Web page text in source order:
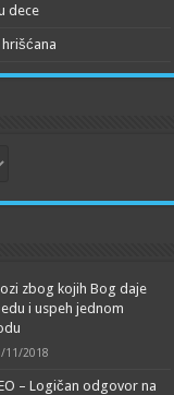
dece
hrišćana
zbog kojih Bog daje
i uspeh jednom
11/2018
– Logičan odgovor na